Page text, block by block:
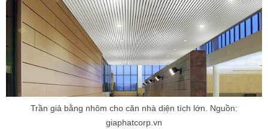
Trần giả bằng nhôm cho căn nhà diện tích lớn. Nguồn:
giaphatcorp.vn